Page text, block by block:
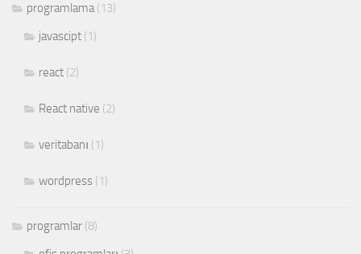
programlama(13)
javascipt (1)
react (2)
React native (2)
veritabanı (1)
wordpress (1)
programlar (8)